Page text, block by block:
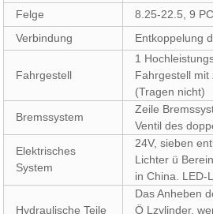
Felge
8.25-22.5, 9 PC
Verbindung
Entkoppelung
Fahrgestell
1
Fahrgestell mit
(Tragen nicht)
Bremssystem
Zeile
Ventil des
Elektrisches
System
24V, sieben
Lichter ü
in China. LED-
Hydraulische Teile
Das Anheben
Ö Lzylinder,